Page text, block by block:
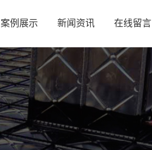
案例展示 新闻资讯 在线留言